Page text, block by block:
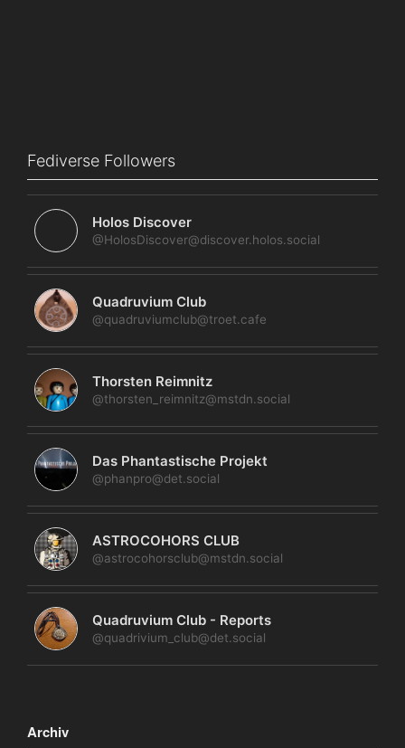
Fediverse Followers
Holos Discover
@HolosDiscover@discover.holos.social
Quadruvium Club
@quadruviumclub@troet.cafe
Thorsten Reimnitz
@thorsten_reimnitz@mstdn.social
Das Phantastische Projekt
@phanpro@det.social
ASTROCOHORS CLUB
@astrocohorsclub@mstdn.social
Quadruvium Club - Reports
@quadrivium_club@det.social
Archiv